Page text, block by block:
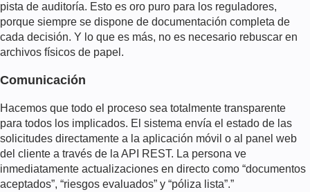
pista de auditoría. Esto es oro puro para los reguladores,
porque siempre se dispone de documentación completa de
cada decisión. Y lo que es más, no es necesario rebuscar en
archivos físicos de papel.
Comunicación
Hacemos que todo el proceso sea totalmente transparente
para todos los implicados. El sistema envía el estado de las
solicitudes directamente a la aplicación móvil o al panel web
del cliente a través de la API REST. La persona ve
inmediatamente actualizaciones en directo como “documentos
aceptados”, “riesgos evaluados” y “póliza lista”.”